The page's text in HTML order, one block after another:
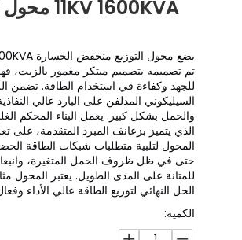
11KV 1600KVA محول توزيع منخفض الخسارة ثلاثي الطور
تم تصميمه بتصميم مبتكر مغمور بالزيت،
للجهد وكفاءة في استخدام الطاقة. تضمن
السيليكوني المدلفن على البارد عالي
والحمل بشكل كبير. يعمل البناء المحكم
الذي يتميز بزعانف المبرد المتقدمة، على
المحول لتلبية متطلبات شبكات الطاقة
حتى في ظل ظروف الحمل المتغيرة،
للمتانة على المدى الطويل. يعتبر المحول
الحل النهائي لتوزيع الطاقة عالي الأداء
الكمية: